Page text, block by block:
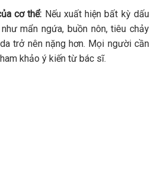
cơ thể: Nếu xuất hiện bất kỳ dấu
mẩn ngứa, buồn nôn, tiêu chảy
trở nên nặng hơn. Mọi người cần
khảo ý kiến từ bác sĩ.